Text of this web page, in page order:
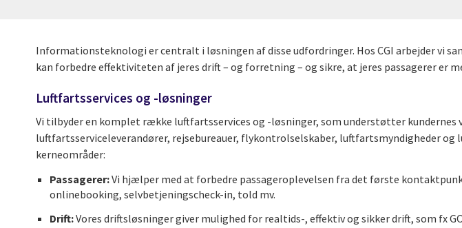
Informationsteknologi er centralt i løsningen af disse udfordringer. Hos CGI arbejder vi
kan forbedre effektiviteten af jeres drift – og forretning – og sikre, at jeres passagerer er
Luftfartsservices og -løsninger
Vi tilbyder en komplet række luftfartsservices og -løsninger, som understøtter
luftfartsserviceleverandører, rejsebureauer, flykontrolselskaber, luftfartsmyndigheder
kerneområder:
Passagerer:Vi hjælper med at forbedre passageroplevelsen fra det første
onlinebooking, selvbetjeningscheck-in, told mv.
Drift:Vores driftsløsninger giver mulighed for realtids-, effektiv og sikker drift, som fx